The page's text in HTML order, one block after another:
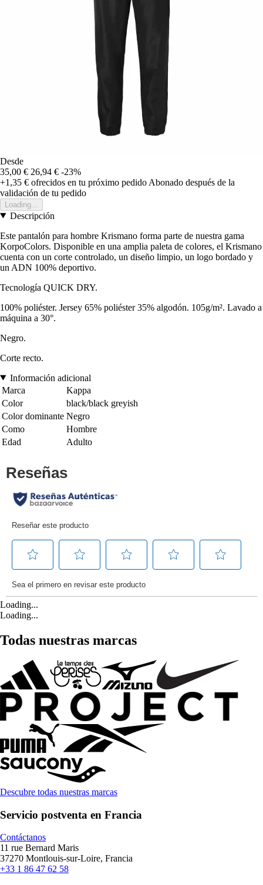
Desde
35,00 € 26,94 € -23%
+1,35 € ofrecidos en tu próximo pedido Abonado después de la
validación de tu pedido
Loading...
Descripción
Este pantalón para hombre Krismano forma parte de nuestra gama
KorpoColors. Disponible en una amplia paleta de colores, el Krismano
cuenta con un corte controlado, un diseño limpio, un logo bordado y
un ADN 100% deportivo.
Tecnología QUICK DRY.
100% poliéster. Jersey 65% poliéster 35% algodón. 105g/m². Lavado a
máquina a 30°.
Negro.
Corte recto.
Información adicional
Marca
Kappa
Color
black/black greyish
Color dominante Negro
Como
Hombre
Edad
Adulto
Loading...
Loading...
Todas nuestras marcas
Descubre todas nuestras marcas
Servicio postventa en Francia
Contáctanos
11 rue Bernard Maris
37270 Montlouis-sur-Loire, Francia
+33 1 86 47 62 58